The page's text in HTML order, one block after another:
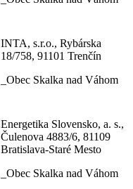
INTA, s.r.o., Rybárska
18/758, 91101 Trenčín
_Obec Skalka nad Váhom
Energetika Slovensko, a. s.,
Čulenova 4883/6, 81109
Bratislava-Staré Mesto
_Obec Skalka nad Váhom